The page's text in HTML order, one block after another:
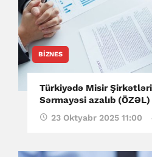
BIZNES
Türkiyədə Misir
Sərmayəsi azalıb (ÖZƏL)
23 Oktyabr 2025 11:00